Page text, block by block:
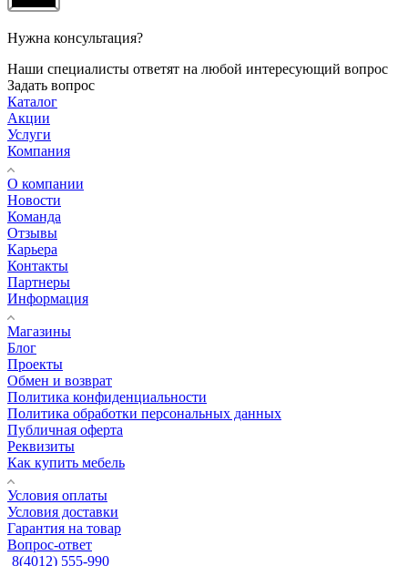
Нужна консультация?
Наши специалисты ответят на любой интересующий вопрос
Задать вопрос
Каталог
Акции
Услуги
Компания
О компании
Новости
Команда
Отзывы
Карьера
Контакты
Партнеры
Информация
Магазины
Блог
Проекты
Обмен и возврат
Политика конфиденциальности
Политика обработки персональных данных
Публичная оферта
Реквизиты
Как купить мебель
Условия оплаты
Условия доставки
Гарантия на товар
Вопрос-ответ
8(4012) 555-990